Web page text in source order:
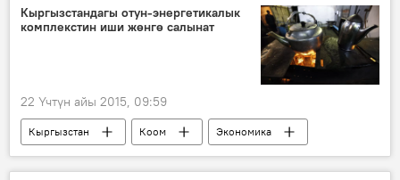
Башкы прокурор Аида Салянованын отставкасы
Кыргызстандагы отун-энергетикалык
комплекстин иши жөнгө салынат
22 Үчтүн айы 2015, 09:59
Кыргызстан Коом
Экономика
Алмазбек Атамбаев